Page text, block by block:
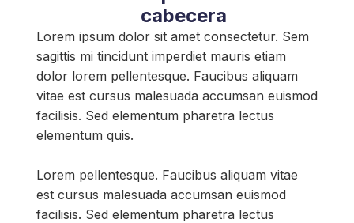
cabecera
Lorem ipsum dolor sit amet consectetur. Sem
sagittis mi tincidunt imperdiet mauris etiam
dolor lorem pellentesque. Faucibus aliquam
vitae est cursus malesuada accumsan euismod
facilisis. Sed elementum pharetra lectus
elementum quis.
Lorem pellentesque. Faucibus aliquam vitae
est cursus malesuada accumsan euismod
facilisis. Sed elementum pharetra lectus